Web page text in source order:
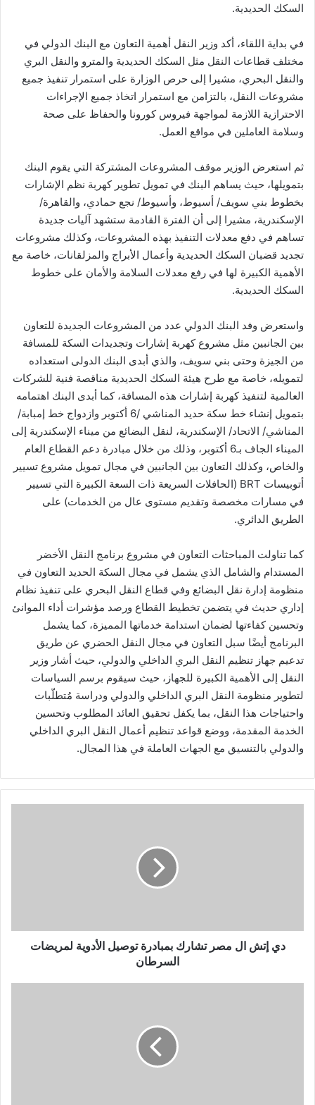
السكك الحديدية.
في بداية اللقاء، أكد وزير النقل أهمية التعاون مع البنك الدولي في
مختلف قطاعات النقل مثل السكك الحديدية والمترو والنقل البري
والنقل البحري، مشيرا إلى حرص الوزارة على استمرار تنفيذ جميع
مشروعات النقل، بالتزامن مع استمرار اتخاذ جميع الإجراءات
الاحترازية اللازمة لمواجهة فيروس كورونا والحفاظ على صحة
وسلامة العاملين في مواقع العمل.
ثم استعرض الوزير موقف المشروعات المشتركة التي يقوم البنك
بتمويلها، حيث يساهم البنك في تمويل تطوير كهربة نظم الإشارات
بخطوط بني سويف/ أسيوط، وأسيوط/ نجع حمادي، والقاهرة/
الإسكندرية، مشيرا إلى أن الفترة القادمة ستشهد آليات جديدة
تساهم في دفع معدلات التنفيذ بهذه المشروعات، وكذلك مشروعات
تجديد قضبان السكك الحديدية وأعمال الأبراج والمزلقانات، خاصة مع
الأهمية الكبيرة لها في رفع معدلات السلامة والأمان على خطوط
السكك الحديدية.
واستعرض وفد البنك الدولي عدد من المشروعات الجديدة للتعاون
بين الجانبين مثل مشروع كهربة إشارات وتجديدات السكة للمسافة
من الجيزة وحتى بني سويف، والذي أبدى البنك الدولى استعداده
لتمويله، خاصة مع طرح هيئة السكك الحديدية مناقصة فنية للشركات
العالمية لتنفيذ كهربة إشارات هذه المسافة، كما أبدى البنك اهتمامه
بتمويل إنشاء خط سكة حديد المناشي /6 أكتوبر وازدواج خط إمبابة/
المناشي/ الاتحاد/ الإسكندرية، لنقل البضائع من ميناء الإسكندرية إلى
الميناء الجاف بـ6 أكتوبر، وذلك من خلال مبادرة دعم القطاع العام
والخاص، وكذلك التعاون بين الجانبين في مجال تمويل مشروع تسيير
أتوبيسات BRT (الحافلات السريعة ذات السعة الكبيرة التي تسيير
في مسارات مخصصة وتقديم مستوى عال من الخدمات) على
الطريق الدائري.
كما تناولت المباحثات التعاون في مشروع برنامج النقل الأخضر
المستدام والشامل الذي يشمل في مجال السكة الحديد التعاون في
منظومة إدارة نقل البضائع وفي قطاع النقل البحري على تنفيذ نظام
إداري حديث في يتضمن تخطيط القطاع ورصد مؤشرات أداء الموانئ
وتحسين كفاءتها لضمان استدامة خدماتها المميزة، كما يشمل
البرنامج أيضًا سبل التعاون في مجال النقل الحضري عن طريق
تدعيم جهاز تنظيم النقل البري الداخلي والدولي، حيث أشار وزير
النقل إلى الأهمية الكبيرة للجهاز، حيث سيقوم برسم السياسات
لتطوير منظومة النقل البري الداخلي والدولي ودراسة مُتطلّبات
واحتياجات هذا النقل، بما يكفل تحقيق العائد المطلوب وتحسين
الخدمة المقدمة، ووضع قواعد تنظيم أعمال النقل البري الداخلي
والدولي بالتنسيق مع الجهات العاملة في هذا المجال.
لمريضات
السرطاندي إتش ال مصر تشارك بمبادرة توصيل الأدوية لمريضات
السرطان